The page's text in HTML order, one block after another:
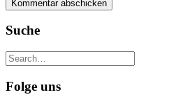
Suche
Folge uns